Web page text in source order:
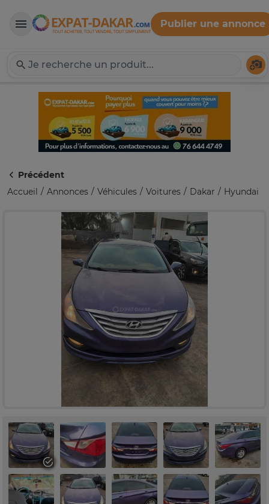
Expat-Dakar
Publier une annonce
Précédent
Accueil
Annonces Véhicules Voitures Dakar Hyundai